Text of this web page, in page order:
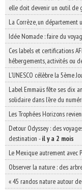
elle doit devenir un outil de
La Corrèze, un département
Idée Nomade : faire du
Ces labels et certifications
hébergements, activités ou
L’UNESCO célèbre la 5ème
Label Emmaüs fête ses dix
solidaire dans l’ère du
Les Trophées Horizons
Detour Odyssey : des
destination -il y a 2 mois
Le Mexique autrement avec
Observer la nature : des
« 45 randos nature autour